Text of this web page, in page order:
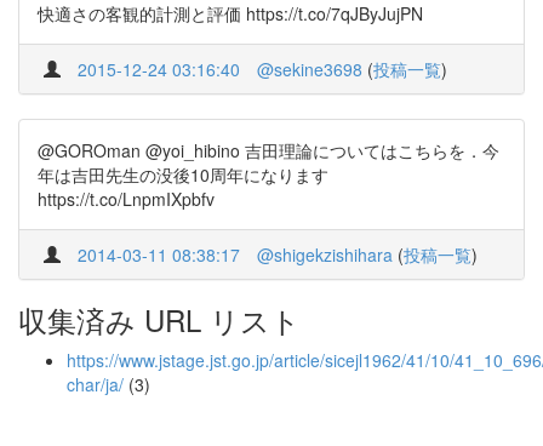
快適さの客観的計測と評価 https://t.co/7qJByJujPN
2015-12-24 03:16:40 @sekine3698 (投稿一覧)
@GOROman @yoi_hibino 吉田理論についてはこちらを．今
年は吉田先生の没後10周年になります
https://t.co/LnpmIXpbfv
2014-03-11 08:38:17 @shigekzishihara (投稿一覧)
収集済み URL リスト
https://www.jstage.jst.go.jp/article/sicejl1962/41/10/
char/ja/ (3)